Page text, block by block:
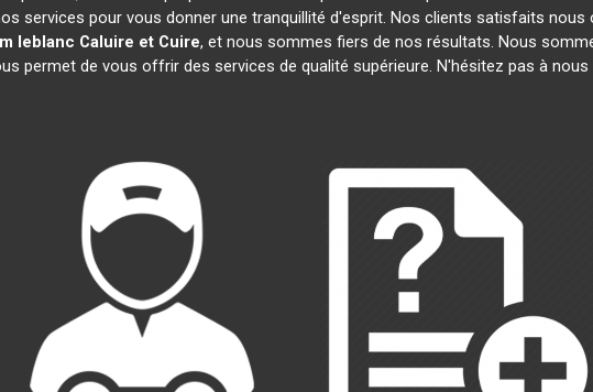
services pour vous donner une tranquillité d'esprit. Nos clients satisfaits
leblanc Caluire et Cuire, et nous sommes fiers de nos résultats. Nous
permet de vous offrir des services de qualité supérieure. N'hésitez pas à